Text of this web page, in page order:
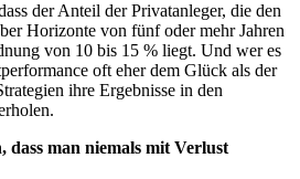
der Anteil der Privatanleger, die den
Horizonte von fünf oder mehr Jahren
von 10 bis 15 % liegt. Und wer es
oft eher dem Glück als der
ihre Ergebnisse in den
dass man niemals mit Verlust